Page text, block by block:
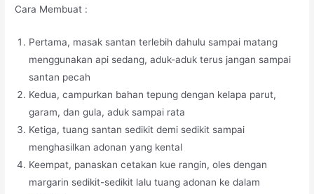
Cara Membuat :
Pertama, masak santan terlebih dahulu sampai matang
menggunakan api sedang, aduk-aduk terus jangan sampai
santan pecah
Kedua, campurkan bahan tepung dengan kelapa parut,
garam, dan gula, aduk sampai rata
Ketiga, tuang santan sedikit demi sedikit sampai
menghasilkan adonan yang kental
Keempat, panaskan cetakan kue rangin, oles dengan
margarin sedikit-sedikit lalu tuang adonan ke dalam